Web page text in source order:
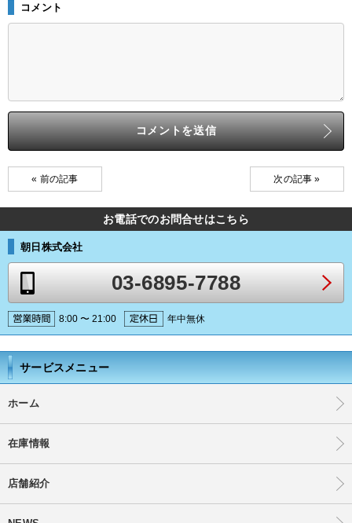
コメント
« 前の記事 次の記事 »
お電話でのお問合せはこちら
朝日株式会社
03-6895-7788
8:00 〜 21:00 年中無休
サービスメニュー
ホーム
在庫情報
店舗紹介